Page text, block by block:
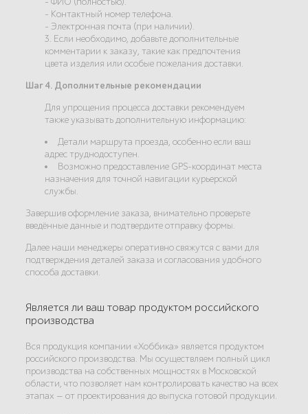
- Контактный номер телефона.
- Электронная почта (при наличии).
3. Если необходимо, добавьте дополнительные
комментарии к заказу, такие как предпочтения
цвета изделия или особые пожелания доставки.
Шаг 4. Дополнительные рекомендации
Для упрощения процесса доставки рекомендуем
также указывать дополнительную информацию:
Детали маршрута проезда, особенно если ваш
адрес труднодоступен.
Возможно предоставление GPS-координат места
назначения для точной навигации курьерской
службы.
Завершив оформление заказа, внимательно проверьте
введённые данные и подтвердите отправку формы.
Далее наши менеджеры оперативно свяжутся с вами для
подтверждения деталей заказа и согласования удобного
способа доставки.
Является ли ваш товар продуктом российского
производства
Вся продукция компании «Хоббика» является продуктом
российского производства. Мы осуществляем полный цикл
производства на собственных мощностях в Московской
области, что позволяет нам контролировать качество на всех
этапах — от проектирования до выпуска готовой продукции.